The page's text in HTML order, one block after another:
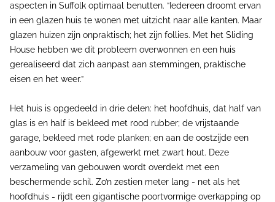
aspecten in Suffolk optimaal benutten. “Iedereen droomt ervan
in een glazen huis te wonen met uitzicht naar alle kanten. Maar
glazen huizen zijn onpraktisch; het zijn follies. Met het Sliding
House hebben we dit probleem overwonnen en een huis
gerealiseerd dat zich aanpast aan stemmingen, praktische
eisen en het weer.”
Het huis is opgedeeld in drie delen: het hoofdhuis, dat half van
glas is en half is bekleed met rood rubber; de vrijstaande
garage, bekleed met rode planken; en aan de oostzijde een
aanbouw voor gasten, afgewerkt met zwart hout. Deze
verzameling van gebouwen wordt overdekt met een
beschermende schil. Zo’n zestien meter lang - net als het
hoofdhuis - rijdt een gigantische poortvormige overkapping op